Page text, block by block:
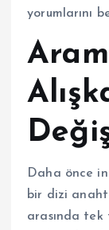
yorumlarını
Daha önce
bir dizi
arasında tek